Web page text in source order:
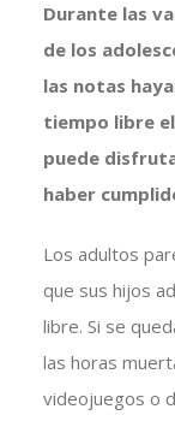
Durante las
de los
las notas
tiempo libre
puede
haber
Los adultos
que sus hijos
libre. Si se
las horas
videojuegos o